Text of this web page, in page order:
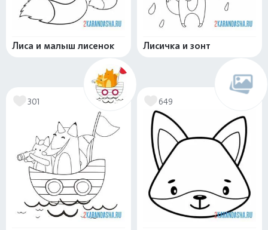
Лиса и малыш лисенок Лисичка и зонт
301 649